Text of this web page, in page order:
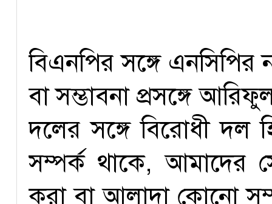
বিএনপির সঙ্গে
বা সম্ভাবনা প্রসঙ্গে
দলের সঙ্গে বিরোধী দল
সম্পর্ক থাকে, আমাদের
করা বা আলাদা কোনো